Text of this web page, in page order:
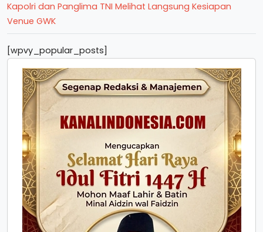
Kapolri dan Panglima TNI Melihat Langsung Kesiapan
Venue GWK
[wpvy_popular_posts]